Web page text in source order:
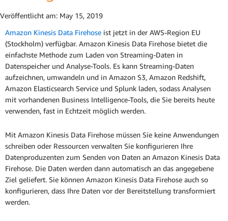
Veröffentlicht am: May 15, 2019
Amazon Kinesis Data Firehose ist jetzt in der AWS-Region EU
(Stockholm) verfügbar. Amazon Kinesis Data Firehose bietet die
einfachste Methode zum Laden von Streaming-Daten in
Datenspeicher und Analyse-Tools. Es kann Streaming-Daten
aufzeichnen, umwandeln und in Amazon S3, Amazon Redshift,
Amazon Elasticsearch Service und Splunk laden, sodass Analysen
mit vorhandenen Business Intelligence-Tools, die Sie bereits heute
verwenden, fast in Echtzeit möglich werden.
Mit Amazon Kinesis Data Firehose müssen Sie keine Anwendungen
schreiben oder Ressourcen verwalten Sie konfigurieren Ihre
Datenproduzenten zum Senden von Daten an Amazon Kinesis Data
Firehose. Die Daten werden dann automatisch an das angegebene
Ziel geliefert. Sie können Amazon Kinesis Data Firehose auch so
konfigurieren, dass Ihre Daten vor der Bereitstellung transformiert
werden.